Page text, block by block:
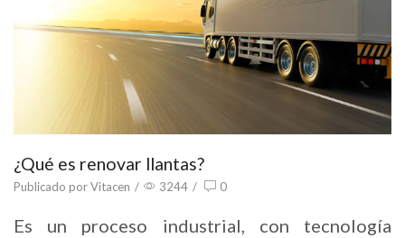
¿Qué es renovar llantas?
Publicado porVitacen / 3244 / 0
Es un proceso industrial, con tecnología